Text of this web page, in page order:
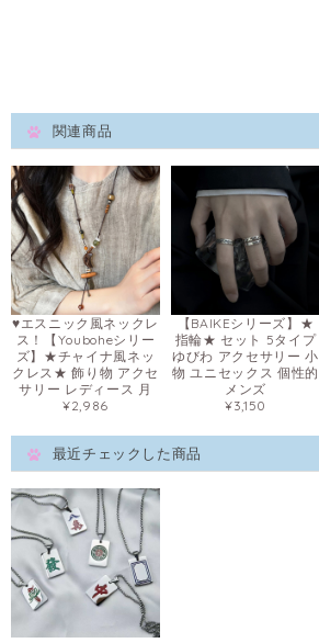
関連商品
♥エスニック風ネックレ
ス！【Youboheシリー
ズ】★チャイナ風ネッ
クレス★ 飾り物 アクセ
サリー レディース 月
¥2,986
【BAIKEシリーズ】★
指輪★ セット 5タイプ
ゆびわ アクセサリー 小
物 ユニセックス 個性的
メンズ
¥3,150
最近チェックした商品